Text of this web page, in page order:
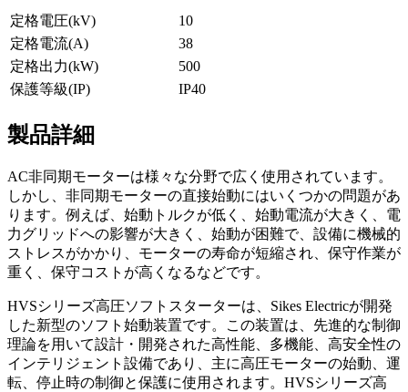
定格電圧(kV)
10
定格電流(A)
38
定格出力(kW)
500
保護等級(IP)
IP40
製品詳細
AC非同期モーターは様々な分野で広く使用されています。
しかし、非同期モーターの直接始動にはいくつかの問題があ
ります。例えば、始動トルクが低く、始動電流が大きく、電
力グリッドへの影響が大きく、始動が困難で、設備に機械的
ストレスがかかり、モーターの寿命が短縮され、保守作業が
重く、保守コストが高くなるなどです。
HVSシリーズ高圧ソフトスターターは、Sikes Electricが開発
した新型のソフト始動装置です。この装置は、先進的な制御
理論を用いて設計・開発された高性能、多機能、高安全性の
インテリジェント設備であり、主に高圧モーターの始動、運
転、停止時の制御と保護に使用されます。HVSシリーズ高